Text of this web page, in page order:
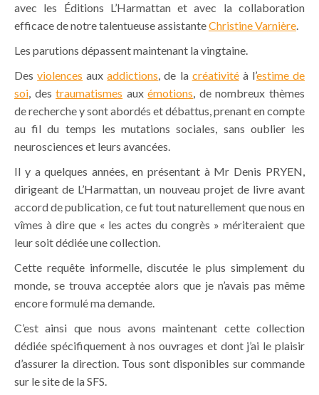
avec les Éditions L’Harmattan et avec la collaboration
efficace de notre talentueuse assistanteChristine Varnière.
Les parutions dépassent maintenant la vingtaine.
Desviolences auxaddictions, de la créativitéà l’estime de
soi, destraumatismes auxémotions, de nombreux thèmes
de recherche y sont abordés et débattus, prenant en compte
au fil du temps les mutations sociales, sans oublier les
neurosciences et leurs avancées.
Il y a quelques années, en présentant à Mr Denis PRYEN,
dirigeant de L’Harmattan, un nouveau projet de livre avant
accord de publication, ce fut tout naturellement que nous en
vîmes à dire que « les actes du congrès » mériteraient que
leur soit dédiée une collection.
Cette requête informelle, discutée le plus simplement du
monde, se trouva acceptée alors que je n’avais pas même
encore formulé ma demande.
C’est ainsi que nous avons maintenant cette collection
dédiée spécifiquement à nos ouvrages et dont j’ai le plaisir
d’assurer la direction. Tous sont disponibles sur commande
sur le site de la SFS.